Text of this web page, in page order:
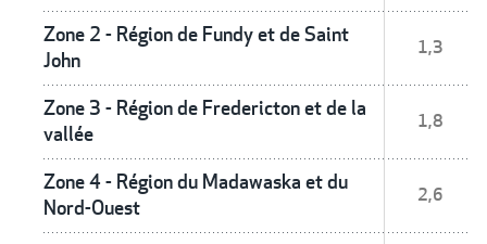
Zone 2 - Région de Fundy et de Saint
John
1,3
Zone 3 - Région de Fredericton et de la
vallée
1,8
Zone 4 - Région du Madawaska et du
Nord-Ouest
2,6